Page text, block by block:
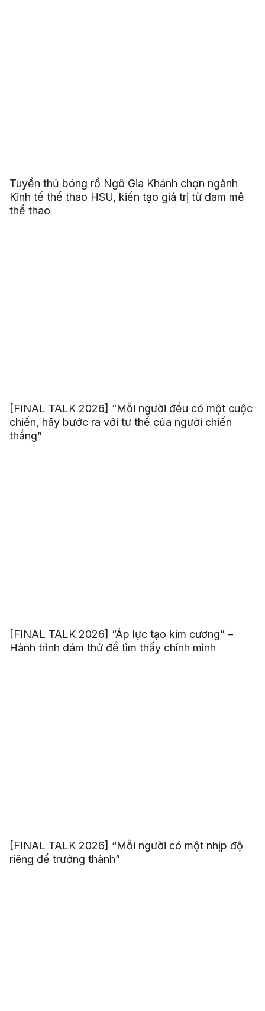
Tuyển thủ bóng rổ Ngô Gia Khánh chọn ngành
Kinh tế thể thao HSU, kiến tạo giá trị từ đam mê
thể thao
[FINAL TALK 2026] “Mỗi người đều có một cuộc
chiến, hãy bước ra với tư thế của người chiến
thắng”
[FINAL TALK 2026] “Áp lực tạo kim cương” –
Hành trình dám thử để tìm thấy chính mình
[FINAL TALK 2026] “Mỗi người có một nhịp độ
riêng để trưởng thành”